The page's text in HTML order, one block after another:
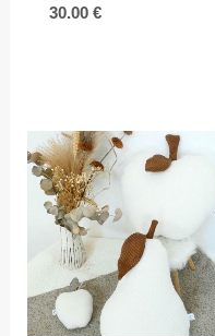
30.00 €